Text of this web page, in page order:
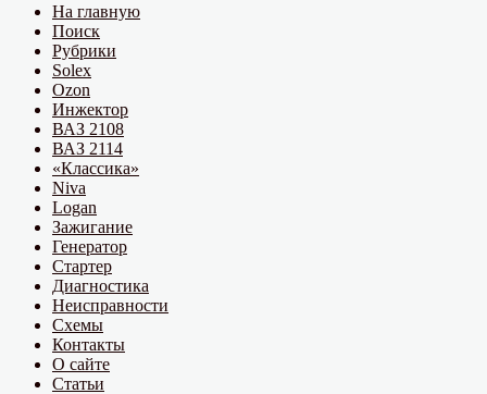
На главную
Поиск
Рубрики
Solex
Ozon
Инжектор
ВАЗ 2108
ВАЗ 2114
«Классика»
Niva
Logan
Зажигание
Генератор
Стартер
Диагностика
Неисправности
Схемы
Контакты
О сайте
Статьи